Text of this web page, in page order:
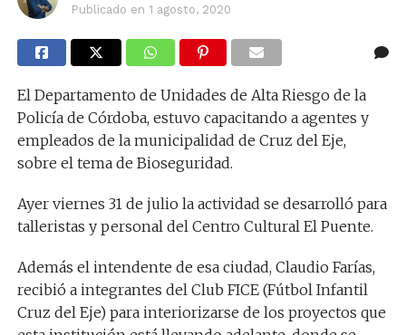
Publicado en 1 agosto, 2020
El Departamento de Unidades de Alta Riesgo de la
Policía de Córdoba, estuvo capacitando a agentes y
empleados de la municipalidad de Cruz del Eje,
sobre el tema de Bioseguridad.
Ayer viernes 31 de julio la actividad se desarrolló para
talleristas y personal del Centro Cultural El Puente.
Además el intendente de esa ciudad, Claudio Farías,
recibió a integrantes del Club FICE (Fútbol Infantil
Cruz del Eje) para interiorizarse de los proyectos que